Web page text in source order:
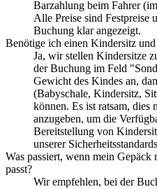
Barzahlung beim Fahrer
Alle Preise sind Festpreise
Buchung klar angezeigt.
Benötige ich einen Kindersitz
Ja, wir stellen Kindersitze
der Buchung im Feld
Gewicht des Kindes an,
(Babyschale, Kindersitz,
können. Es ist ratsam, dies
anzugeben, um die
Bereitstellung von
unserer
Was passiert, wenn mein Gepäck
passt?
Wir empfehlen, bei der